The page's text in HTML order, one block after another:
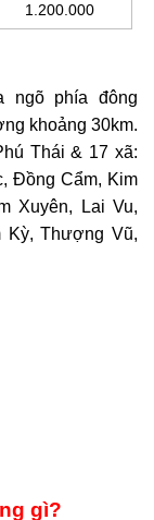
1.200.000
ngõ phía đông
khoảng 30km.
Thái & 17 xã:
Đồng Cẩm, Kim
Xuyên, Lai Vu,
Kỳ, Thượng Vũ,
gì?